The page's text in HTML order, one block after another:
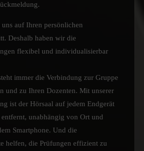
auf Ihren persönlichen
Deshalb haben wir die
flexibel und individualisierbar
immer die Verbindung zur Gruppe
und zu Ihren Dozenten. Mit unserer
ist der Hörsaal auf jedem Endgerät
unabhängig von Ort und
Smartphone. Und die
helfen, die Prüfungen effizient zu